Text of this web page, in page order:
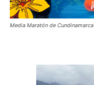
Media Maratón de Cundinamarca